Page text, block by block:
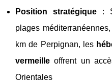
Position stratégique :
plages
km de Perpignan, les
vermeille offrent un
Orientales